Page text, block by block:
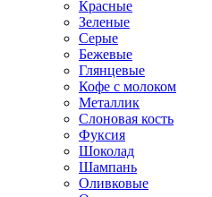
Красные
Зеленые
Серые
Бежевые
Глянцевые
Кофе с молоком
Металлик
Слоновая кость
Фуксия
Шоколад
Шампань
Оливковые